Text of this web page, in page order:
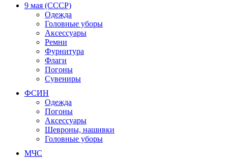
9 мая (СССР)
Одежда
Головные уборы
Аксессуары
Ремни
Фурнитура
Флаги
Погоны
Сувениры
ФСИН
Одежда
Погоны
Аксессуары
Шевроны, нашивки
Головные уборы
МЧС